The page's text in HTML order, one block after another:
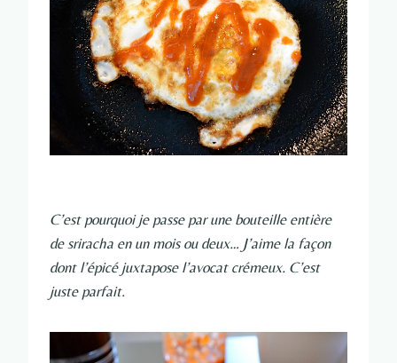
C’est pourquoi je passe par une bouteille entière
de sriracha en un mois ou deux… J’aime la façon
dont l’épicé juxtapose l’avocat crémeux. C’est
juste parfait.